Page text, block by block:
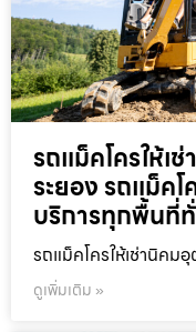
รถแม็คโครให้เ
ระยอง รถแม็คโ
บริการทุกพื้นที่
รถแม็คโครให้เช่านิคม
ดูเพิ่มเติม »